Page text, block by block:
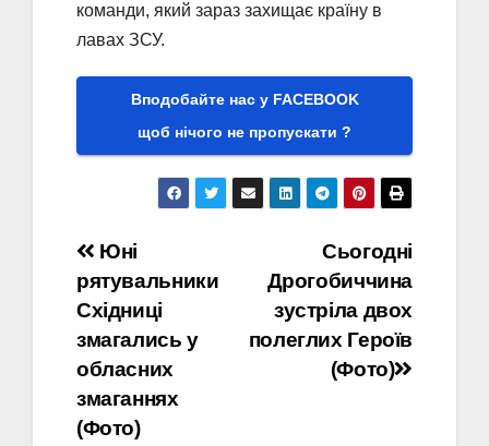
команди, який зараз захищає країну в
лавах ЗСУ.
Вподобайте нас у FACEBOOK
щоб нічого не пропускати ?
Навігація
записів
Сьогодні
Дрогобиччина
зустріла двох
полеглих Героїв
(Фото)
Юні
рятувальники
Східниці
змагались у
обласних
змаганнях
(Фото)